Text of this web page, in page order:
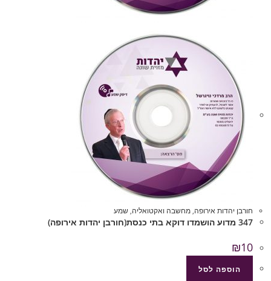
חורבן יהדות אירופה, מחשבה ואקטואליה, שמע
347 מדוע הושמדו דוקא בתי כנסת(חורבן יהדות אירופה)
₪10
הוספה לסל